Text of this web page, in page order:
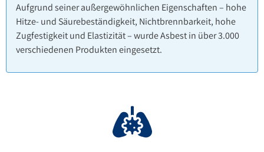
Aufgrund seiner außergewöhnlichen Eigenschaften – hohe
Hitze- und Säurebeständigkeit, Nichtbrennbarkeit, hohe
Zugfestigkeit und Elastizität – wurde Asbest in über 3.000
verschiedenen Produkten eingesetzt.